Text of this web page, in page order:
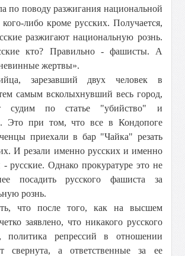
по поводу разжигания национальной
либо кроме русских. Получается,
разжигают национальную рознь.
кто? Правильно - фашисты. А
жертвы».
зарезавший двух человек в
самым всколыхнувший весь город,
судим по статье "убийство" и
Это при том, что все в Кондопоге
приехали в бар "Чайка" резать
И резали именно русских и именно
- русские. Однако прокуратуре это не
посадить русского фашиста за
рознь.
что после того, как на высшем
заявлено, что никакого русского
политика репрессий в отношении
свернута, а ответственные за ее